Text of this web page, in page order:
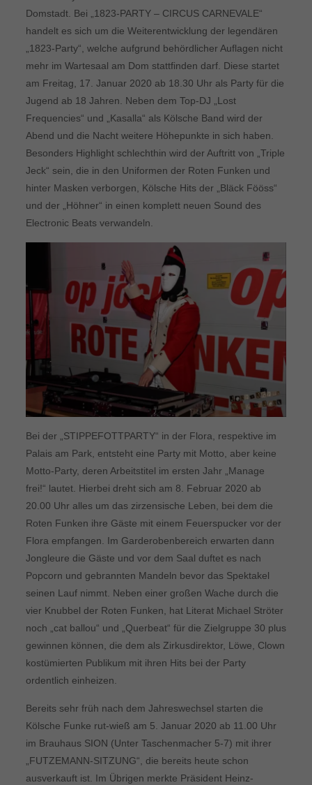
Domstadt. Bei „1823-PARTY – CIRCUS CARNEVALE“
handelt es sich um die Weiterentwicklung der legendären
„1823-Party“, welche aufgrund behördlicher Auflagen nicht
mehr im Wartesaal am Dom stattfinden darf. Diese startet
am Freitag, 17. Januar 2020 ab 18.30 Uhr als Party für die
Jugend ab 18 Jahren. Neben dem Top-DJ „Lost
Frequencies“ und „Kasalla“ als Kölsche Band wird der
Abend und die Nacht weitere Höhepunkte in sich haben.
Besonders Highlight schlechthin wird der Auftritt von „Triple
Jeck“ sein, die in den Uniformen der Roten Funken und
hinter Masken verborgen, Kölsche Hits der „Bläck Fööss“
und der „Höhner“ in einen komplett neuen Sound des
Electronic Beats verwandeln.
Bei der „STIPPEFOTTPARTY“ in der Flora, respektive im
Palais am Park, entsteht eine Party mit Motto, aber keine
Motto-Party, deren Arbeitstitel im ersten Jahr „Manage
frei!“ lautet. Hierbei dreht sich am 8. Februar 2020 ab
20.00 Uhr alles um das zirzensische Leben, bei dem die
Roten Funken ihre Gäste mit einem Feuerspucker vor der
Flora empfangen. Im Garderobenbereich erwarten dann
Jongleure die Gäste und vor dem Saal duftet es nach
Popcorn und gebrannten Mandeln bevor das Spektakel
seinen Lauf nimmt. Neben einer großen Wache durch die
vier Knubbel der Roten Funken, hat Literat Michael Ströter
noch „cat ballou“ und „Querbeat“ für die Zielgruppe 30 plus
gewinnen können, die dem als Zirkusdirektor, Löwe, Clown
kostümierten Publikum mit ihren Hits bei der Party
ordentlich einheizen.
Bereits sehr früh nach dem Jahreswechsel starten die
Kölsche Funke rut-wieß am 5. Januar 2020 ab 11.00 Uhr
im Brauhaus SION (Unter Taschenmacher 5-7) mit ihrer
„FUTZEMANN-SITZUNG“, die bereits heute schon
ausverkauft ist. Im Übrigen merkte Präsident Heinz-